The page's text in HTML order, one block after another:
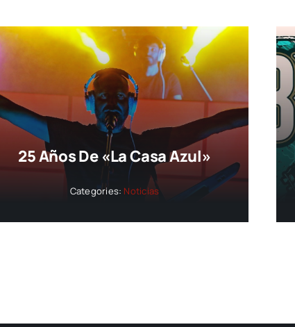
25 Años De «La Casa Azul»
Categories: Noticias